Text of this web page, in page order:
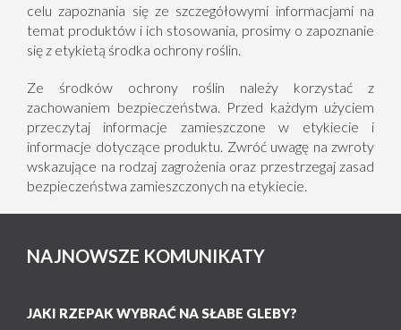
celu zapoznania się ze szczegółowymi informacjami na
temat produktów i ich stosowania, prosimy o zapoznanie
się z etykietą środka ochrony roślin.
Ze środków ochrony roślin należy korzystać z
zachowaniem bezpieczeństwa. Przed każdym użyciem
przeczytaj informacje zamieszczone w etykiecie i
informacje dotyczące produktu. Zwróć uwagę na zwroty
wskazujące na rodzaj zagrożenia oraz przestrzegaj zasad
bezpieczeństwa zamieszczonych na etykiecie.
NAJNOWSZE KOMUNIKATY
JAKI RZEPAK WYBRAĆ NA SŁABE GLEBY?